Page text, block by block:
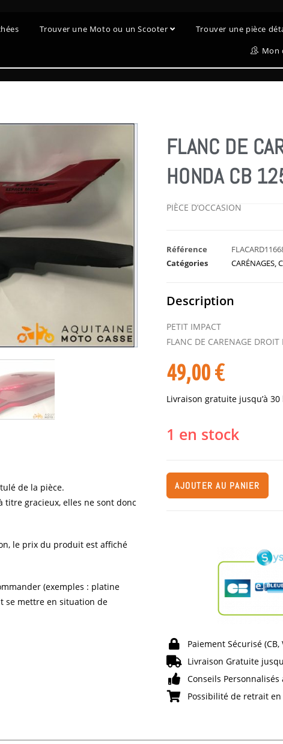
Trouver une Moto ou un Scooter
Trouver une pièce
Mon
de la pièce.
titre gracieux, elles ne sont donc
le prix du produit est affiché
(exemples : platine
se mettre en situation de
FLANC DE
HONDA CB
PIÈCE D’OCCASION
Référence
Catégories
CARÉNAGES,
Description
PETIT IMPACT
FLANC DE CARENAGE
49,00€
Livraison gratuite jusqu’à
1 en stock
AJOUTER AU PANIER
Paiement Sécurisé
Livraison Gratuite
Conseils Personnalisés
Possibilité de retrait en